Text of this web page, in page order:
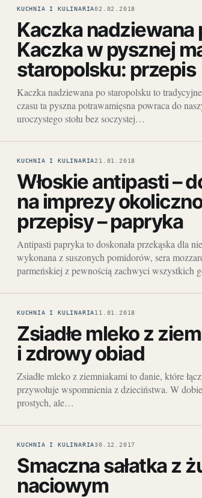
KUCHNIA I KULINARIA02.02.2018
Kaczka nadziewana
Kaczka w pysznej
staropolsku: przepis
Kaczka nadziewana po staropolsku to
czasu ta pyszna potrawamięsna powraca do
uroczystego stołu bez soczystej…
KUCHNIA I KULINARIA21.01.2018
Włoskie antipasti –
na imprezy
przepisy – papryka
Antipasti papryka to doskonała przekąska dla
wykonana z suszonych pomidorów, sera
parmeńskiej z pewnością zachwyci wszystkich
KUCHNIA I KULINARIA11.01.2018
Zsiadłe mleko z
i zdrowy obiad
Zsiadłe mleko z ziemniakami to danie, które
przywołuje wspomnienia z dzieciństwa. W
prostych, ale…
KUCHNIA I KULINARIA30.12.2017
Smaczna sałatka z
naciowym